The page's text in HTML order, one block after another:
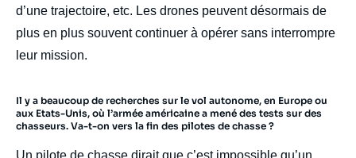
d’une trajectoire, etc. Les drones peuvent désormais de
plus en plus souvent continuer à opérer sans interrompre
leur mission.
Il y a beaucoup de recherches sur le vol autonome, en Europe ou
aux Etats-Unis, où l’armée américaine a mené des tests sur des
chasseurs. Va-t-on vers la fin des pilotes de chasse ?